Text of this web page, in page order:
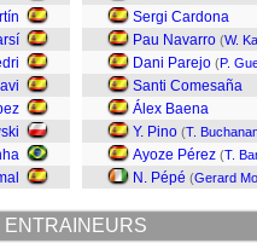
Sergi Cardona
Pau Navarro (W.
Dani Parejo (P.
Santi Comesaña
Álex Baena
Y. Pino (T.
Ayoze Pérez (T.
N. Pépé (Gerard
ENTRAINEURS